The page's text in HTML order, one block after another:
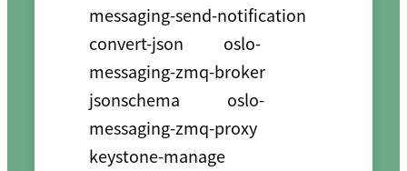
messaging-send-notification
convert-json           oslo-
messaging-zmq-broker
jsonschema             oslo-
messaging-zmq-proxy
keystone-manage